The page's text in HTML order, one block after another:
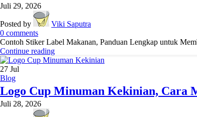
Juli 29, 2026
Posted by
Viki Saputra
0 comments
Contoh Stiker Label Makanan, Panduan Lengkap untuk
Continue reading
27 Jul
Blog
Logo Cup Minuman Kekinian, Cara
Juli 28, 2026